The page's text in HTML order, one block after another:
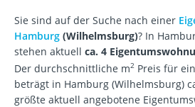
Sie sind auf der Suche nach einer
Hamburg (Wilhelmsburg)? In
stehen aktuell ca. 4
Der durchschnittliche m2 Preis für
beträgt in Hamburg (Wilhelmsburg)
größte aktuell angebotene